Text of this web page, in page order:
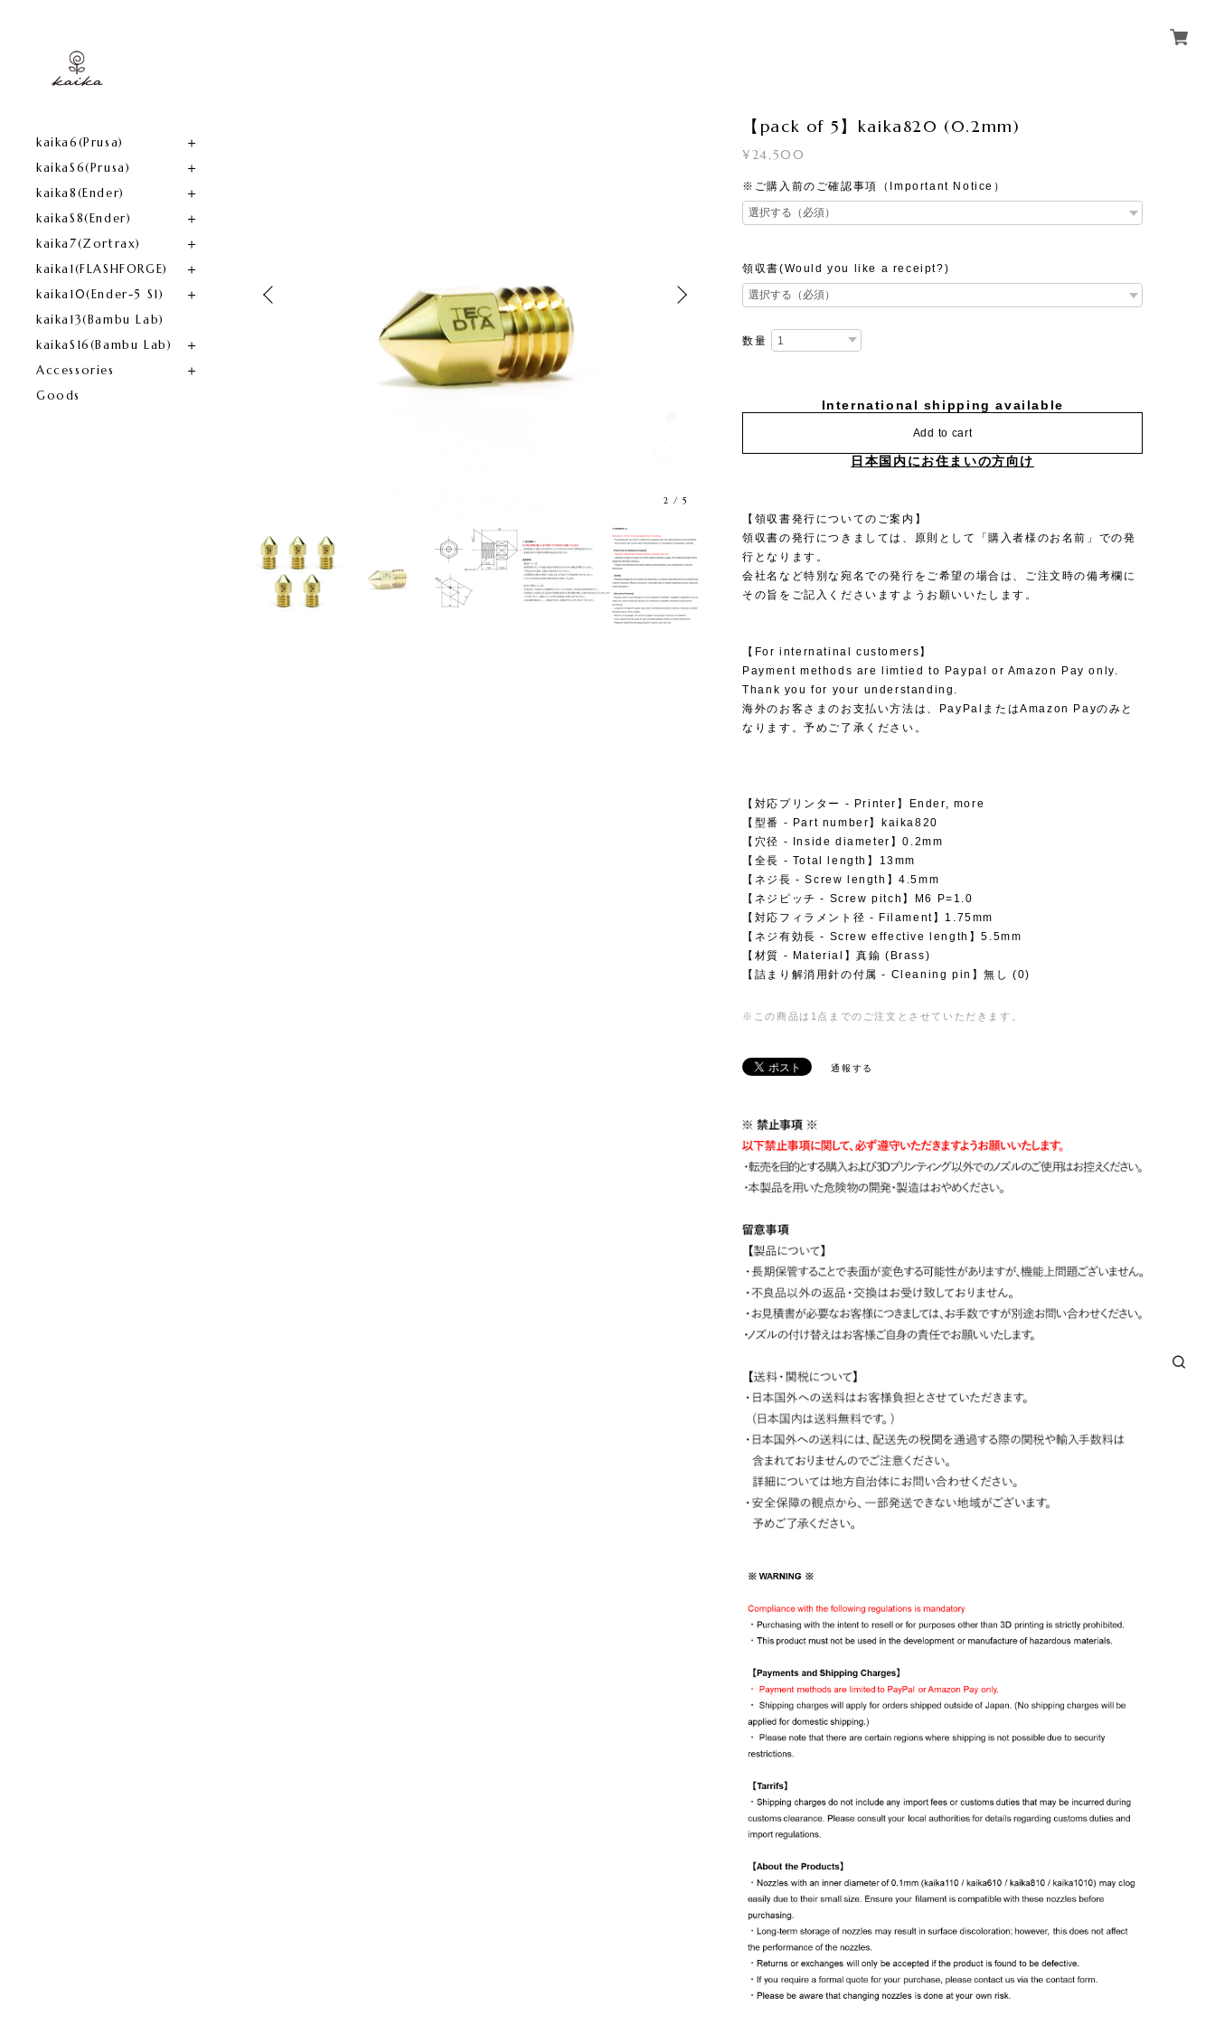
kaika6(Prusa)​
kaikaS6(Prusa)
kaika8(Ender)​
kaikaS8(Ender)
kaika7(Zortrax)
kaika1(FLASHFORGE)​
kaika10(Ender-5 S1)
kaika13(Bambu Lab)
kaikaS16(Bambu Lab)
Accessories
Goods
2 /5
【pack of 5】kaika820 (0.2mm)
¥24,500
※ご購入前のご確認事項（Important Notice）
領収書(Would you like a receipt?)
数量
International shipping available
Add to cart
日本国内にお住まいの方向け
【領収書発行についてのご案内】
領収書の発行につきましては、原則として「購入者様のお名前」での発
行となります。
会社名など特別な宛名での発行をご希望の場合は、ご注文時の備考欄に
その旨をご記入くださいますようお願いいたします。
【For internatinal customers】
Payment methods are limtied to Paypal or Amazon Pay only.
Thank you for your understanding.
海外のお客さまのお支払い方法は、PayPalまたはAmazon Payのみと
なります。予めご了承ください。
【対応プリンター - Printer】Ender, more
【型番 - Part number】kaika820
【穴径 - Inside diameter】0.2mm
【全長 - Total length】13mm
【ネジ長 - Screw length】4.5mm
【ネジピッチ - Screw pitch】M6 P=1.0
【対応フィラメント径 - Filament】1.75mm
【ネジ有効長 - Screw effective length】5.5mm
【材質 - Material】真鍮 (Brass)
【詰まり解消用針の付属 - Cleaning pin】無し (0)
※この商品は1点までのご注文とさせていただきます。
通報する